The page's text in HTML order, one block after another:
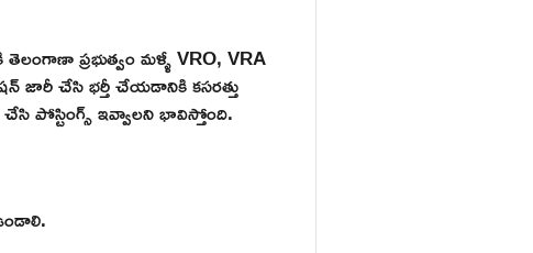
ప్రభుత్వం మళ్ళీ VRO, VRA
జారీ చేసి భర్తీ చేయడానికి కసరత్తు
పోస్టింగ్స్ ఇవ్వాలని భావిస్తోంది.